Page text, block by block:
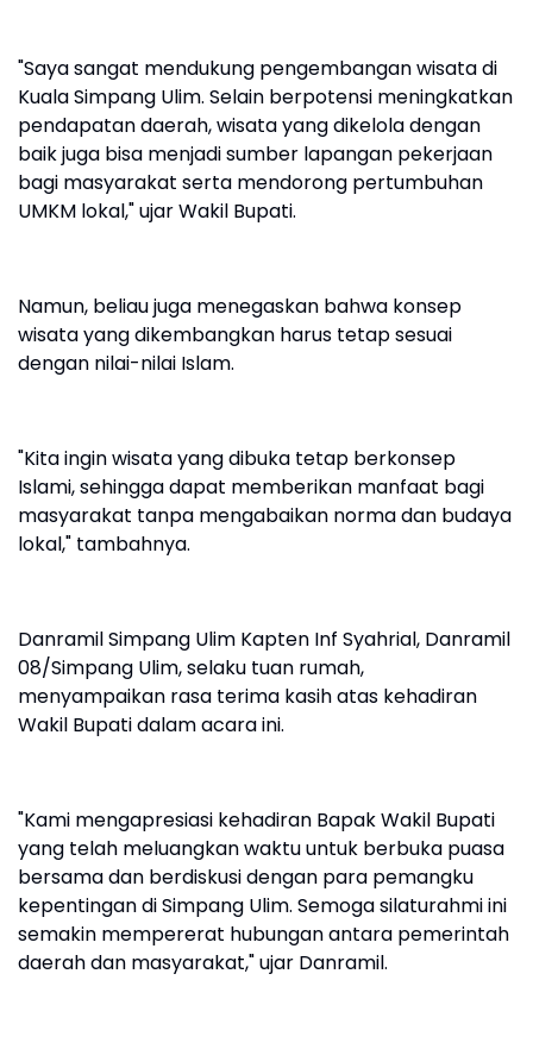
"Saya sangat mendukung pengembangan wisata di
Kuala Simpang Ulim. Selain berpotensi meningkatkan
pendapatan daerah, wisata yang dikelola dengan
baik juga bisa menjadi sumber lapangan pekerjaan
bagi masyarakat serta mendorong pertumbuhan
UMKM lokal," ujar Wakil Bupati.
Namun, beliau juga menegaskan bahwa konsep
wisata yang dikembangkan harus tetap sesuai
dengan nilai-nilai Islam.
"Kita ingin wisata yang dibuka tetap berkonsep
Islami, sehingga dapat memberikan manfaat bagi
masyarakat tanpa mengabaikan norma dan budaya
lokal," tambahnya.
Danramil Simpang Ulim Kapten Inf Syahrial, Danramil
08/Simpang Ulim, selaku tuan rumah,
menyampaikan rasa terima kasih atas kehadiran
Wakil Bupati dalam acara ini.
"Kami mengapresiasi kehadiran Bapak Wakil Bupati
yang telah meluangkan waktu untuk berbuka puasa
bersama dan berdiskusi dengan para pemangku
kepentingan di Simpang Ulim. Semoga silaturahmi ini
semakin mempererat hubungan antara pemerintah
daerah dan masyarakat," ujar Danramil.